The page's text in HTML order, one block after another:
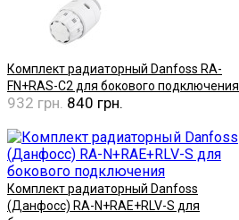
Комплект радиаторный Danfoss RA-
FN+RAS-C2 для бокового подключения
932 грн. 840 грн.
Комплект радиаторный Danfoss
(Данфосс) RA-N+RAE+RLV-S для